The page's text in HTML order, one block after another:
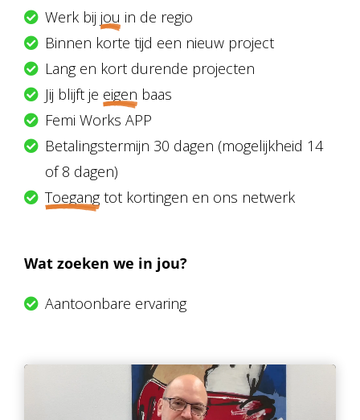
Werk bij jou in de regio
Binnen korte tijd een nieuw project
Lang en kort durende projecten
Jij blijft je eigen baas
Femi Works APP
Betalingstermijn 30 dagen (mogelijkheid 14
of 8 dagen)
Toegangtot kortingen en ons netwerk
Wat zoeken we in jou?
Aantoonbare ervaring
gebruikt
de
Hierdoor
website-
van